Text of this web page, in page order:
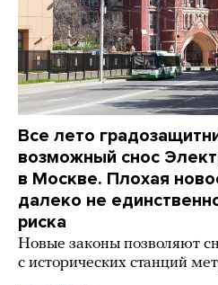
Все лето
возможный снос
в Москве. Плохая
далеко не
риска
Новые законы позволяют
с исторических станций